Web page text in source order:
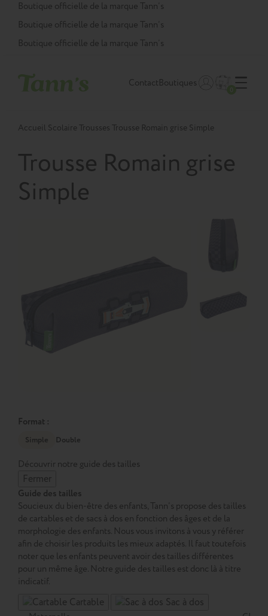
Panneau de gestion des cookies
Boutique officielle de la marque Tann’s
Boutique officielle de la marque Tann’s
Boutique officielle de la marque Tann’s
ContactBoutiques
Accueil Scolaire Trousses Trousse Romain grise Simple
Trousse Romain grise
Simple
Format :
Simple Double
Découvrir notre guide des tailles
Fermer
Guide des tailles
Soucieux du bien-être des enfants, Tann’s propose des tailles
de cartables et de sacs à dos en fonction des âges et de la
morphologie des enfants. Nous vous invitons à vous y référer
afin de choisir les produits les mieux adaptés. Il faut toutefois
noter que les enfants peuvent avoir des tailles différentes
pour un même âge. Notre guide des tailles est donc là à titre
indicatif.
Cartable Sac à dos